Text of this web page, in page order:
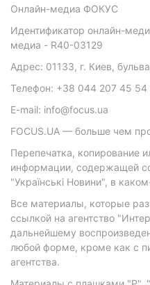
Онлайн-медиа ФОКУС
Идентификатор онлайн-
медиа - R40-03129
Адрес: 01133, г. Киев,
Телефон: +38 044 207 45 54
E-mail: info@focus.ua
FOCUS.UA — больше чем
Перепечатка, копирование
информации, содержащей
"Українські Новини", в
Все материалы, которые
ссылкой на агентство
дальнейшему
любой форме, кроме как с
агентства.